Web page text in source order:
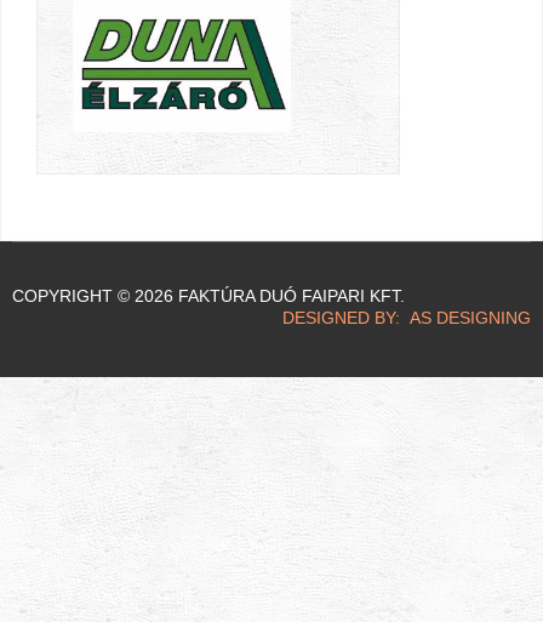
COPYRIGHT © 2026 FAKTÚRA DUÓ FAIPARI KFT.
DESIGNED BY: AS DESIGNING